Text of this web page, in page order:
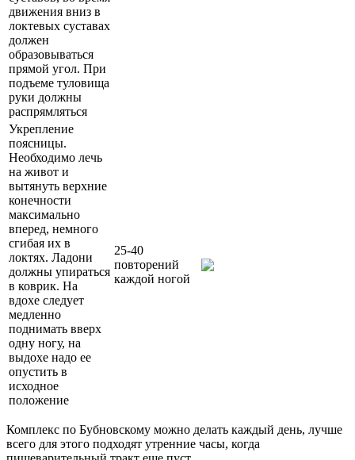
движения вниз в
локтевых суставах
должен
образовываться
прямой угол. При
подъеме туловища
руки должны
распрямляться
Укрепление
поясницы.
Необходимо лечь
на живот и
вытянуть верхние
конечности
максимально
вперед, немного
сгибая их в
локтях. Ладони
должны упираться
в коврик. На
вдохе следует
медленно
поднимать вверх
одну ногу, на
выдохе надо ее
опустить в
исходное
положение
25-40
повторений
каждой ногой
Комплекс по Бубновскому можно делать каждый день, лучше
всего для этого подходят утренние часы, когда